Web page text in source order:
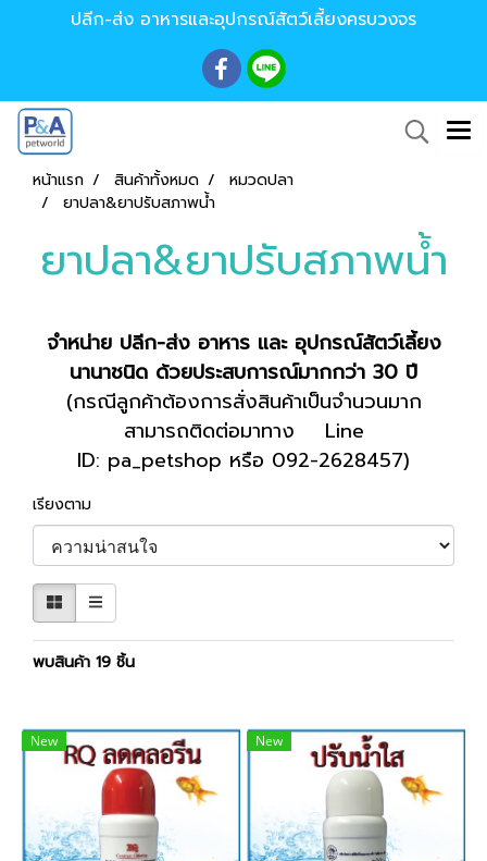
ปลีก-ส่ง อาหารและอุปกรณ์สัตว์เลี้ยงครบวงจร
หน้าแรก สินค้าทั้งหมด
หมวดปลา
ยาปลา&ยาปรับสภาพน้ำ
ยาปลา&ยาปรับสภาพน้ำ
จำหน่าย ปลีก-ส่ง อาหาร และ อุปกรณ์สัตว์เลี้ยง
นานาชนิด ด้วยประสบการณ์มากกว่า 30 ปี
(กรณีลูกค้าต้องการสั่งสินค้าเป็นจำนวนมาก
สามารถติดต่อมาทาง Line
ID: pa_petshop หรือ 092-2628457)
เรียงตาม
พบสินค้า 19 ชิ้น
New New